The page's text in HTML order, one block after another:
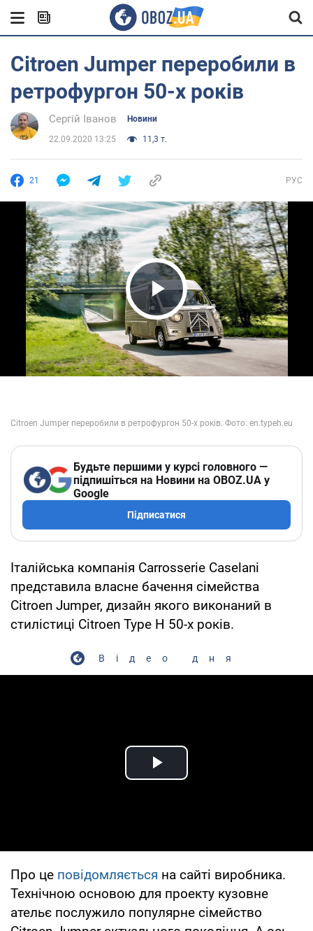
Citroen Jumper переробили в
ретрофургон 50-х років
Сергій Іванов Новини
22.09.2020 13:25 11,3 т.
21 РУС
Play Video
Будьте першими у курсі головного —
підпишіться на Новини на OBOZ.UA у
Google
Підписатися
Італійська компанія Carrosserie Caselani
представила власне бачення сімейства
Citroen Jumper, дизайн якого виконаний в
стилістиці Citroen Type H 50-х років.
Відео дня
Play Video
Про це повідомляється на сайті виробника.
Технічною основою для проекту кузовне
ательє послужило популярне сімейство